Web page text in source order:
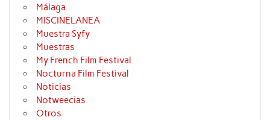
Málaga
MISCINELANEA
Muestra Syfy
Muestras
My French Film Festival
Nocturna Film Festival
Noticias
Notweecias
Otros